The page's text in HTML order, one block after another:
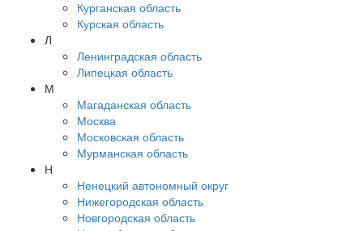
Курганская область
Курская область
Л
Ленинградская область
Липецкая область
М
Магаданская область
Москва
Московская область
Мурманская область
Н
Ненецкий автономный округ
Нижегородская область
Новгородская область